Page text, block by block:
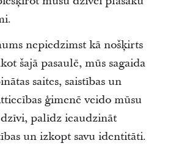
nepiedzimst kā nošķirts
šajā pasaulē, mūs sagaida
saites, saistības un
ģimenē veido mūsu
palīdz ieaudzināt
un izkopt savu identitāti.